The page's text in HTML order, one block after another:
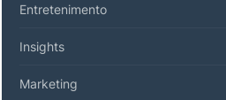
Entretenimento
Insights
Marketing